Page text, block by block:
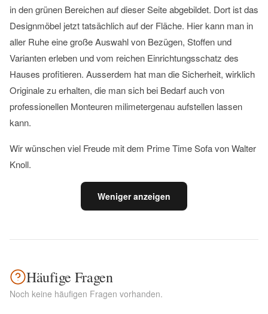
in den grünen Bereichen auf dieser Seite abgebildet. Dort ist das
Designmöbel jetzt tatsächlich auf der Fläche. Hier kann man in
aller Ruhe eine große Auswahl von Bezügen, Stoffen und
Varianten erleben und vom reichen Einrichtungsschatz des
Hauses profitieren. Ausserdem hat man die Sicherheit, wirklich
Originale zu erhalten, die man sich bei Bedarf auch von
professionellen Monteuren milimetergenau aufstellen lassen
kann.
Wir wünschen viel Freude mit dem Prime Time Sofa von Walter
Knoll.
Weniger anzeigen
Häufige Fragen
Noch keine häufigen Fragen vorhanden.